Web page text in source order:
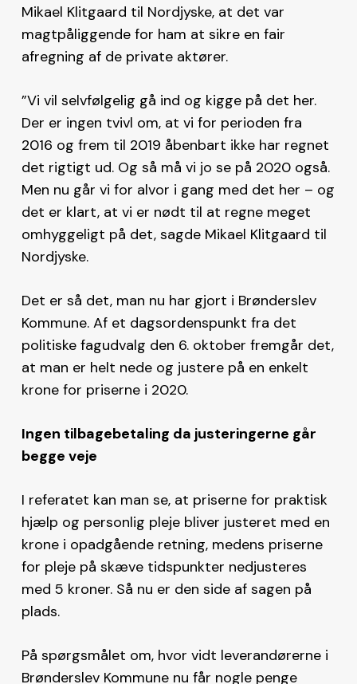
Mikael Klitgaard til Nordjyske, at det var
magtpåliggende for ham at sikre en fair
afregning af de private aktører.
”Vi vil selvfølgelig gå ind og kigge på det her.
Der er ingen tvivl om, at vi for perioden fra
2016 og frem til 2019 åbenbart ikke har regnet
det rigtigt ud. Og så må vi jo se på 2020 også.
Men nu går vi for alvor i gang med det her – og
det er klart, at vi er nødt til at regne meget
omhyggeligt på det, sagde Mikael Klitgaard til
Nordjyske.
Det er så det, man nu har gjort i Brønderslev
Kommune. Af et dagsordenspunkt fra det
politiske fagudvalg den 6. oktober fremgår det,
at man er helt nede og justere på en enkelt
krone for priserne i 2020.
Ingen tilbagebetaling da justeringerne går
begge veje
I referatet kan man se, at priserne for praktisk
hjælp og personlig pleje bliver justeret med en
krone i opadgående retning, medens priserne
for pleje på skæve tidspunkter nedjusteres
med 5 kroner. Så nu er den side af sagen på
plads.
På spørgsmålet om, hvor vidt leverandørerne i
Brønderslev Kommune nu får nogle penge